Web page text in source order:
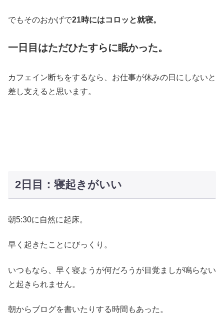
でもそのおかげで21時にはコロッと就寝。
一日目はただひたすらに眠かった。
カフェイン断ちをするなら、お仕事が休みの日にしないと
差し支えると思います。
2日目：寝起きがいい
朝5:30に自然に起床。
早く起きたことにびっくり。
いつもなら、早く寝ようが何だろうが目覚ましが鳴らない
と起きられません。
朝からブログを書いたりする時間もあった。